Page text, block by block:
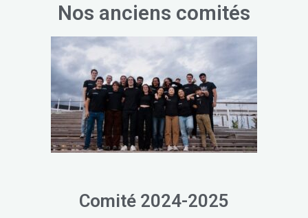
Nos anciens comités
Comité 2024-2025